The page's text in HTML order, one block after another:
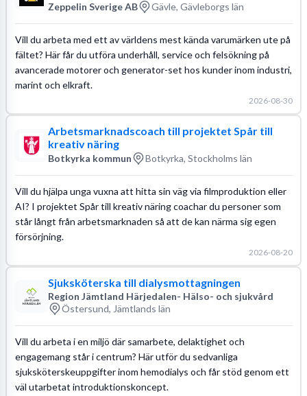
Zeppelin Sverige AB Gävle, Gävleborgs län
Vill du arbeta med ett av världens mest kända varumärken ute på
fältet? Här får du utföra underhåll, service och felsökning på
avancerade motorer och generator-set hos kunder inom industri,
marint och elkraft.
2026-08-30
Arbetsmarknadscoach till projektet Spår till
kreativ näring
Botkyrka kommun Botkyrka, Stockholms län
Vill du hjälpa unga vuxna att hitta sin väg via filmproduktion eller
AI? I projektet Spår till kreativ näring coachar du personer som
står långt från arbetsmarknaden så att de kan närma sig egen
försörjning.
2026-08-20
Sjuksköterska till dialysmottagningen
Region Jämtland Härjedalen- Hälso- och sjukvård
Östersund, Jämtlands län
Vill du arbeta i en miljö där samarbete, delaktighet och
engagemang står i centrum? Här utför du sedvanliga
sjuksköterskeuppgifter inom hemodialys och får stöd genom ett
väl utarbetat introduktionskoncept.